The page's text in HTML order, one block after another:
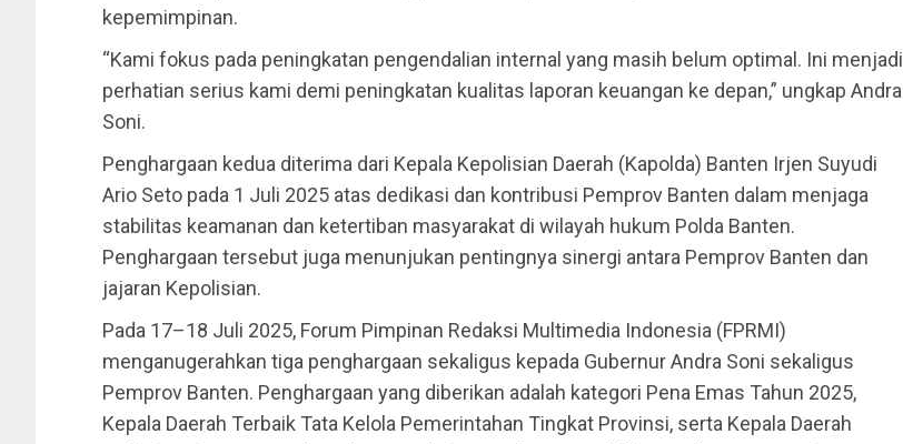
kepemimpinan.
“Kami fokus pada peningkatan pengendalian internal yang masih belum optimal. Ini menjadi
perhatian serius kami demi peningkatan kualitas laporan keuangan ke depan,” ungkap Andra
Soni.
Penghargaan kedua diterima dari Kepala Kepolisian Daerah (Kapolda) Banten Irjen Suyudi
Ario Seto pada 1 Juli 2025 atas dedikasi dan kontribusi Pemprov Banten dalam menjaga
stabilitas keamanan dan ketertiban masyarakat di wilayah hukum Polda Banten.
Penghargaan tersebut juga menunjukan pentingnya sinergi antara Pemprov Banten dan
jajaran Kepolisian.
Pada 17–18 Juli 2025, Forum Pimpinan Redaksi Multimedia Indonesia (FPRMI)
menganugerahkan tiga penghargaan sekaligus kepada Gubernur Andra Soni sekaligus
Pemprov Banten. Penghargaan yang diberikan adalah kategori Pena Emas Tahun 2025,
Kepala Daerah Terbaik Tata Kelola Pemerintahan Tingkat Provinsi, serta Kepala Daerah